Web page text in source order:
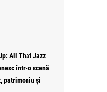
All That Jazz
într-o scenă
patrimoniu și